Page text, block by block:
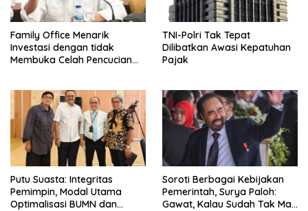
Family Office Menarik
Investasi dengan tidak
Membuka Celah Pencucian
TNI-Polri Tak Tepat
Dilibatkan Awasi Kepatuhan
Pajak
Putu Suasta: Integritas
Pemimpin, Modal Utama
Optimalisasi BUMN dan
Soroti Berbagai Kebijakan
Pemerintah, Surya Paloh:
Gawat, Kalau Sudah Tak Mau